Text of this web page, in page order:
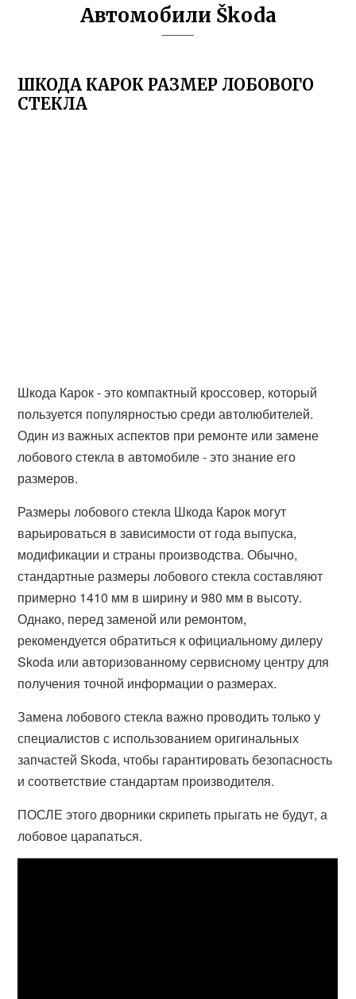
Автомобили Škoda
ШКОДА КАРОК РАЗМЕР ЛОБОВОГО
СТЕКЛА
Шкода Карок - это компактный кроссовер, который
пользуется популярностью среди автолюбителей.
Один из важных аспектов при ремонте или замене
лобового стекла в автомобиле - это знание его
размеров.
Размеры лобового стекла Шкода Карок могут
варьироваться в зависимости от года выпуска,
модификации и страны производства. Обычно,
стандартные размеры лобового стекла составляют
примерно 1410 мм в ширину и 980 мм в высоту.
Однако, перед заменой или ремонтом,
рекомендуется обратиться к официальному дилеру
Skoda или авторизованному сервисному центру для
получения точной информации о размерах.
Замена лобового стекла важно проводить только у
специалистов с использованием оригинальных
запчастей Skoda, чтобы гарантировать безопасность
и соответствие стандартам производителя.
ПОСЛЕ этого дворники скрипеть прыгать не будут, а
лобовое царапаться.